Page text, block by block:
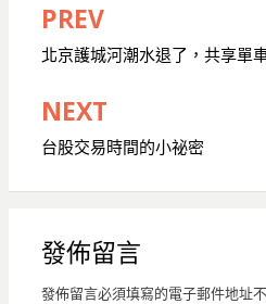
文
章
導
覽
PREV
北京護城河潮水退了，共享單
NEXT
台股交易時間的小祕密
發佈留言
發佈留言必須填寫的電子郵件地址